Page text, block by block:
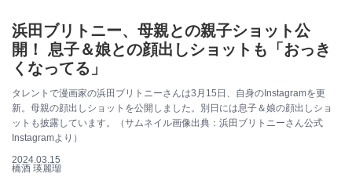
浜田ブリトニー、母親との親子ショット公
開！ 息子＆娘との顔出しショットも「おっき
くなってる」
タレントで漫画家の浜田ブリトニーさんは3月15日、自身のInstagramを更
新。母親の顔出しショットを公開しました。別日には息子＆娘の顔出しショ
ットも披露しています。（サムネイル画像出典：浜田ブリトニーさん公式
Instagramより）
2024.03.15
橋酒 瑛麗瑠